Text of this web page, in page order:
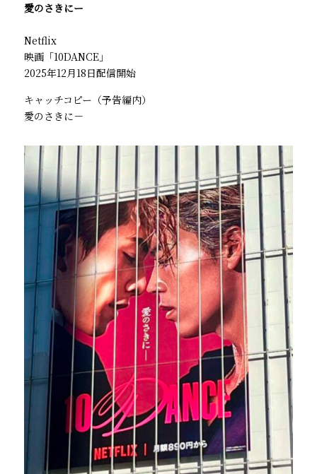
愛のさきにー
Netflix
映画「10DANCE」
2025年12月18日配信開始
キャッチコピー（予告編内）
愛のさきに－